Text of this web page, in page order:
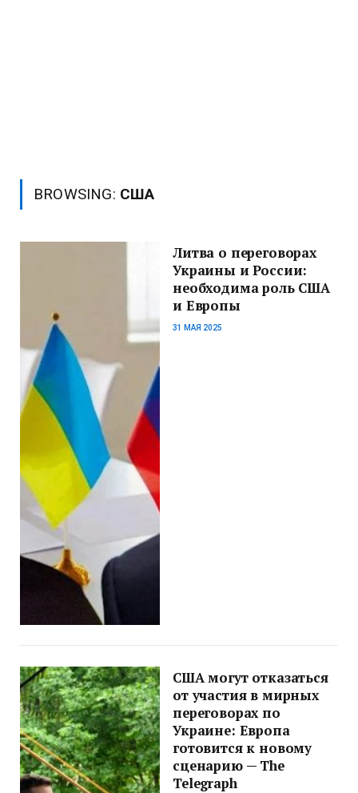
BROWSING: США
Литва о переговорах
Украины и России:
необходима роль США
и Европы
31 МАЯ 2025
США могут отказаться
от участия в мирных
переговорах по
Украине: Европа
готовится к новому
сценарию — The
Telegraph